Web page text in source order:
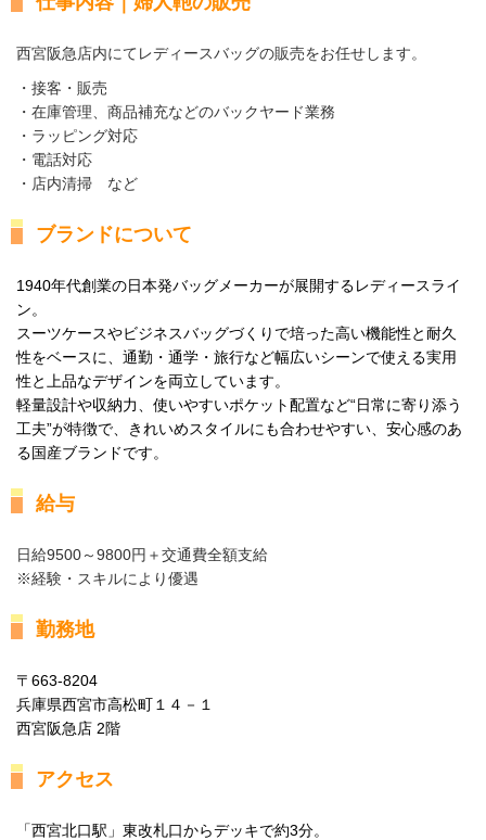
西宮阪急店内にてレディースバッグの販売をお任せします。
・接客・販売
・在庫管理、商品補充などのバックヤード業務
・ラッピング対応
・電話対応
・店内清掃 など
ブランドについて
1940年代創業の日本発バッグメーカーが展開するレディースライ
ン。
スーツケースやビジネスバッグづくりで培った高い機能性と耐久
性をベースに、通勤・通学・旅行など幅広いシーンで使える実用
性と上品なデザインを両立しています。
軽量設計や収納力、使いやすいポケット配置など“日常に寄り添う
工夫”が特徴で、きれいめスタイルにも合わせやすい、安心感のあ
る国産ブランドです。
給与
日給9500～9800円＋交通費全額支給
※経験・スキルにより優遇
勤務地
〒663-8204
兵庫県西宮市高松町１４－１
西宮阪急店 2階
アクセス
「西宮北口駅」東改札口からデッキで約3分。